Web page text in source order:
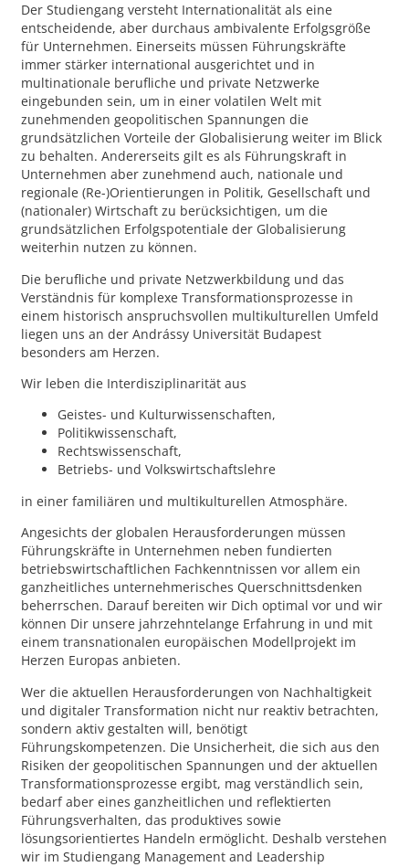
Der Studiengang versteht Internationalität als eine
entscheidende, aber durchaus ambivalente Erfolgsgröße
für Unternehmen. Einerseits müssen Führungskräfte
immer stärker international ausgerichtet und in
multinationale berufliche und private Netzwerke
eingebunden sein, um in einer volatilen Welt mit
zunehmenden geopolitischen Spannungen die
grundsätzlichen Vorteile der Globalisierung weiter im Blick
zu behalten. Andererseits gilt es als Führungskraft in
Unternehmen aber zunehmend auch, nationale und
regionale (Re-)Orientierungen in Politik, Gesellschaft und
(nationaler) Wirtschaft zu berücksichtigen, um die
grundsätzlichen Erfolgspotentiale der Globalisierung
weiterhin nutzen zu können.
Die berufliche und private Netzwerkbildung und das
Verständnis für komplexe Transformationsprozesse in
einem historisch anspruchsvollen multikulturellen Umfeld
liegen uns an der Andrássy Universität Budapest
besonders am Herzen.
Wir leben die Interdisziplinarität aus
Geistes- und Kulturwissenschaften,
Politikwissenschaft,
Rechtswissenschaft,
Betriebs- und Volkswirtschaftslehre
in einer familiären und multikulturellen Atmosphäre.
Angesichts der globalen Herausforderungen müssen
Führungskräfte in Unternehmen neben fundierten
betriebswirtschaftlichen Fachkenntnissen vor allem ein
ganzheitliches unternehmerisches Querschnittsdenken
beherrschen. Darauf bereiten wir Dich optimal vor und wir
können Dir unsere jahrzehntelange Erfahrung in und mit
einem transnationalen europäischen Modellprojekt im
Herzen Europas anbieten.
Wer die aktuellen Herausforderungen von Nachhaltigkeit
und digitaler Transformation nicht nur reaktiv betrachten,
sondern aktiv gestalten will, benötigt
Führungskompetenzen. Die Unsicherheit, die sich aus den
Risiken der geopolitischen Spannungen und der aktuellen
Transformationsprozesse ergibt, mag verständlich sein,
bedarf aber eines ganzheitlichen und reflektierten
Führungsverhalten, das produktives sowie
lösungsorientiertes Handeln ermöglicht. Deshalb verstehen
wir im Studiengang Management and Leadership